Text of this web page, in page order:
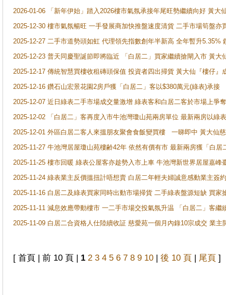
2026-01-06 「新年伊始」踏入2026樓市氣氛承接年尾旺勢繼續向好 黃
2025-12-30 樓市氣氛暢旺 一手發展商加快推盤速度清貨 二手市場筍盤
2025-12-27 二手市道勢頭如虹 代理領先指數創年半新高 全年暫升5.35%
2025-12-23 普天同慶聖誕節即將臨近 「白居二」買家繼續搶閘入市 黃
2025-12-17 傳統智慧買樓收租磚頭保值 投資者四出掃貨 黃大仙『樓仔
2025-12-16 鑽石山宏景花園2房戶獲「白居二」客以$380萬元(綠表)承接
2025-12-07 近日綠表二手市場成交量激增 綠表客和白居二客於市場上
2025-12-02 「白居二」客再度入市牛池灣瓊山苑兩房單位 最新兩房以綠
2025-12-01 外區白居二客人來搵朋友聚會食飯變買樓 一睇即中 黃大仙
2025-11-27 牛池灣居屋瓊山苑樓齢42年 依然有價有市 最新兩房獲「白居
2025-11-25 樓市回暖 綠表公屋客亦趁勢入市上車 牛池灣新世界居屋嘉峰
2025-11-24 綠表業主反價搵扭計唔想賣 白居二年輕夫婦誠意感動業主簽
2025-11-16 白居二及綠表買家同時出動市場掃貨 二手綠表盤源短缺 買
2025-11-11 減息效應帶動樓市 一二手市場交投氣氛升温 「白居二」客
2025-11-09 白居二合資格人仕陸續收証 慈愛苑一個月內錄10宗成交 業
[ 首頁 | 前 10 頁 | 1 2 3 4 5 6 7 8 9 10 | 後 10 頁 | 尾頁 ]